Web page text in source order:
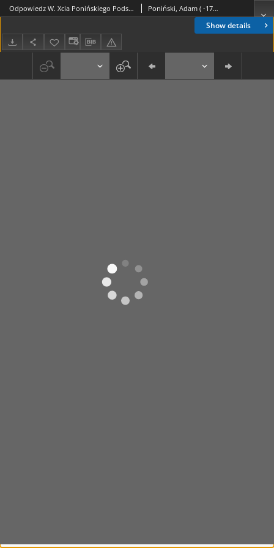
Show details
Odpowiedz W. Xcia Ponińskiego Podskarbiego W. K. Urodzonemu Turskiemu Delatorowi, na Zarzut brania Pensyi Zagranicznych Poniński, Adam ( -1798)